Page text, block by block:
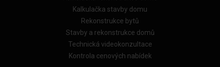
Kalkulačka stavby domu
Rekonstrukce bytů
Stavby a rekonstrukce domů
Technická videokonzultace
Kontrola cenových nabídek